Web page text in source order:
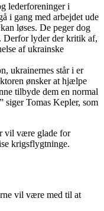
lederforeninger i
i gang med arbejdet ude
løses. De peger dog
Derfor lyder der kritik af,
af ukrainske
ukrainernes står i er
ønsker at hjælpe
tilbyde dem en normal
siger Tomas Kepler, som
vil være glade for
krigsflygtninge.
vil være med til at